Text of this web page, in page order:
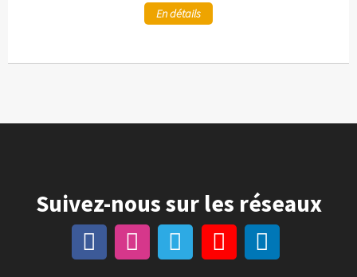
En détails
Suivez-nous sur les réseaux